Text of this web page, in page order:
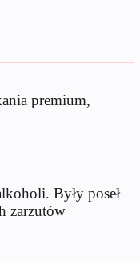
premium,
Były poseł
zarzutów